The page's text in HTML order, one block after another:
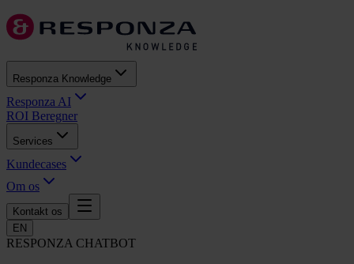
Responza Knowledge
Responza AI
ROI Beregner
Services
Kundecases
Om os
Kontakt os
EN
RESPONZA CHATBOT